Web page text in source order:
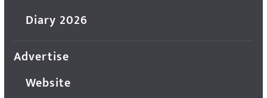
Diary 2026
Advertise
Website